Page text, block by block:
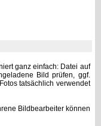
ganz einfach: Datei auf
Bild prüfen, ggf.
tatsächlich verwendet
Bildbearbeiter können